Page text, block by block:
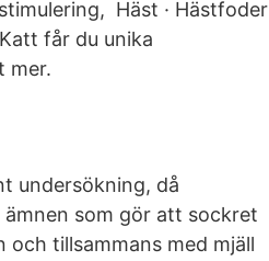
Häst · Hästfoder
får du unika
mer.
undersökning, då
ämnen som gör att sockret
tillsammans med mjäll